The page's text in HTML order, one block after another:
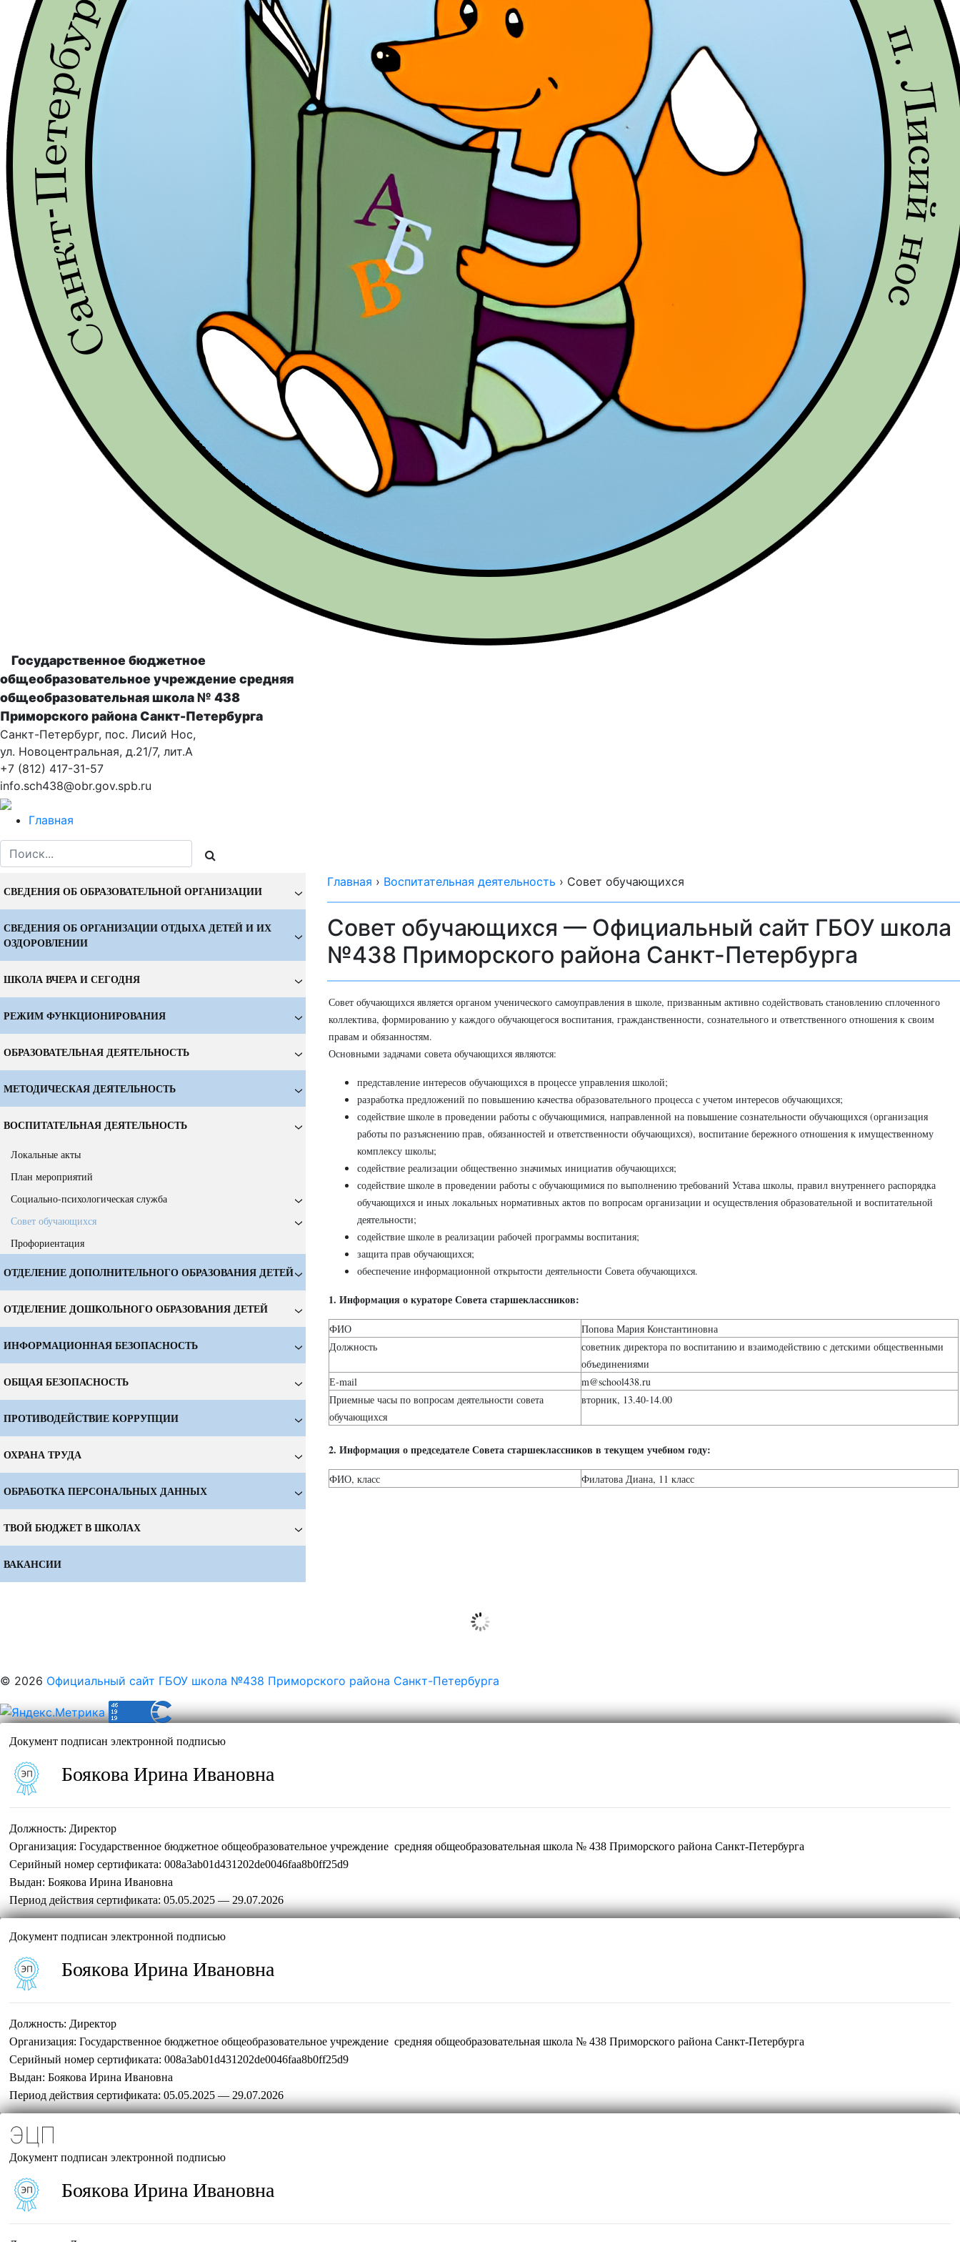
Государственное бюджетное
общеобразовательное учреждение cредняя
общеобразовательная школа № 438
Приморского района Санкт-Петербурга
Санкт-Петербург, пос. Лисий Нос,
ул. Новоцентральная, д.21/7, лит.А
+7 (812) 417-31-57
info.sch438@obr.gov.spb.ru
Главная
СВЕДЕНИЯ ОБ ОБРАЗОВАТЕЛЬНОЙ ОРГАНИЗАЦИИ
СВЕДЕНИЯ ОБ ОРГАНИЗАЦИИ ОТДЫХА ДЕТЕЙ И ИХ
ОЗДОРОВЛЕНИИ
ШКОЛА ВЧЕРА И СЕГОДНЯ
РЕЖИМ ФУНКЦИОНИРОВАНИЯ
ОБРАЗОВАТЕЛЬНАЯ ДЕЯТЕЛЬНОСТЬ
МЕТОДИЧЕСКАЯ ДЕЯТЕЛЬНОСТЬ
ВОСПИТАТЕЛЬНАЯ ДЕЯТЕЛЬНОСТЬ
Локальные акты
План мероприятий
Социально-психологическая служба
Совет обучающихся
Профориентация
ОТДЕЛЕНИЕ ДОПОЛНИТЕЛЬНОГО ОБРАЗОВАНИЯ ДЕТЕЙ
ОТДЕЛЕНИЕ ДОШКОЛЬНОГО ОБРАЗОВАНИЯ ДЕТЕЙ
ИНФОРМАЦИОННАЯ БЕЗОПАСНОСТЬ
ОБЩАЯ БЕЗОПАСНОСТЬ
ПРОТИВОДЕЙСТВИЕ КОРРУПЦИИ
ОХРАНА ТРУДА
ОБРАБОТКА ПЕРСОНАЛЬНЫХ ДАННЫХ
ТВОЙ БЮДЖЕТ В ШКОЛАХ
ВАКАНСИИ
Главная › Воспитательная деятельность › Совет обучающихся
Совет обучающихся — Официальный сайт ГБОУ школа
№438 Приморского района Санкт-Петербурга
Совет обучающихся является органом ученического самоуправления в школе, призванным активно содействовать становлению сплоченного
коллектива, формированию у каждого обучающегося воспитания, гражданственности, сознательного и ответственного отношения к своим
правам и обязанностям.
Основными задачами совета обучающихся являются:
представление интересов обучающихся в процессе управления школой;
разработка предложений по повышению качества образовательного процесса с учетом интересов обучающихся;
содействие школе в проведении работы с обучающимися, направленной на повышение сознательности обучающихся (организация
работы по разъяснению прав, обязанностей и ответственности обучающихся), воспитание бережного отношения к имущественному
комплексу школы;
содействие реализации общественно значимых инициатив обучающихся;
содействие школе в проведении работы с обучающимися по выполнению требований Устава школы, правил внутреннего распорядка
обучающихся и иных локальных нормативных актов по вопросам организации и осуществления образовательной и воспитательной
деятельности;
содействие школе в реализации рабочей программы воспитания;
защита прав обучающихся;
обеспечение информационной открытости деятельности Совета обучающихся.
1. Информация о кураторе Совета старшеклассников:
ФИО
Попова Мария Константиновна
Должность
советник директора по воспитанию и взаимодействию с детскими общественными
объединениями
Е-mail
m@school438.ru
Приемные часы по вопросам деятельности совета
обучающихся
вторник, 13.40-14.00
2. Информация о председателе Совета старшеклассников в текущем учебном году:
ФИО, класс Филатова Диана, 11 класс
© 2026 Официальный сайт ГБОУ школа №438 Приморского района Санкт-Петербурга
Документ подписан электронной подписью
Боякова Ирина Ивановна
Должность: Директор
Организация: Государственное бюджетное общеобразовательное учреждение средняя общеобразовательная школа № 438 Приморского района Санкт-Петербурга
Серийный номер сертификата: 008a3ab01d431202de0046faa8b0ff25d9
Выдан: Боякова Ирина Ивановна
Период действия сертификата: 05.05.2025 — 29.07.2026
Документ подписан электронной подписью
Боякова Ирина Ивановна
Должность: Директор
Организация: Государственное бюджетное общеобразовательное учреждение средняя общеобразовательная школа № 438 Приморского района Санкт-Петербурга
Серийный номер сертификата: 008a3ab01d431202de0046faa8b0ff25d9
Выдан: Боякова Ирина Ивановна
Период действия сертификата: 05.05.2025 — 29.07.2026
ЭЦП
Документ подписан электронной подписью
Боякова Ирина Ивановна